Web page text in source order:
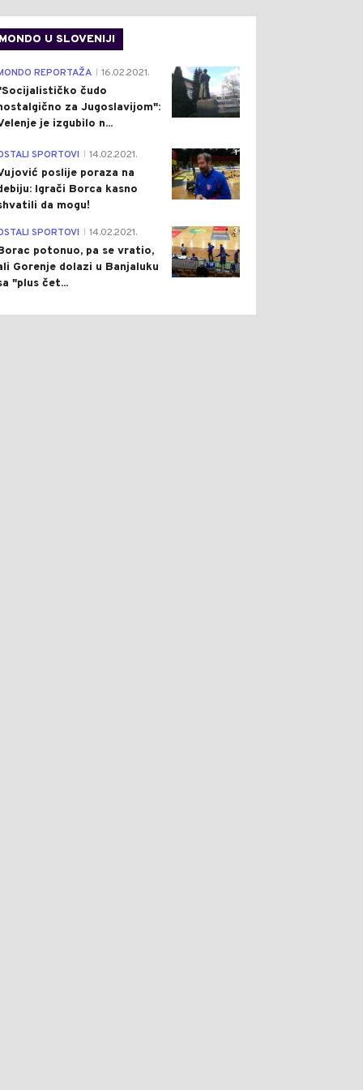
MONDO U SLOVENIJI
4
REPORTAŽA 16.02.2021.
čudo
za Jugoslavijom":
je izgubilo n...
1
SPORTOVI 14.02.2021.
poslije poraza na
Igrači Borca kasno
da mogu!
3
SPORTOVI 14.02.2021.
potonuo, pa se vratio,
Gorenje dolazi u Banjaluku
"plus čet...